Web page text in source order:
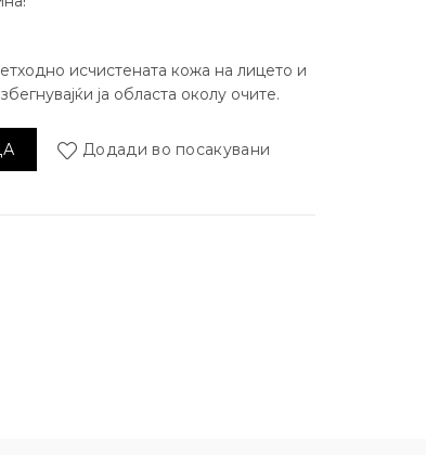
исчистената кожа на лицето и
ја областа околу очите.
Collection, 50г. количина
Додади во посакувани